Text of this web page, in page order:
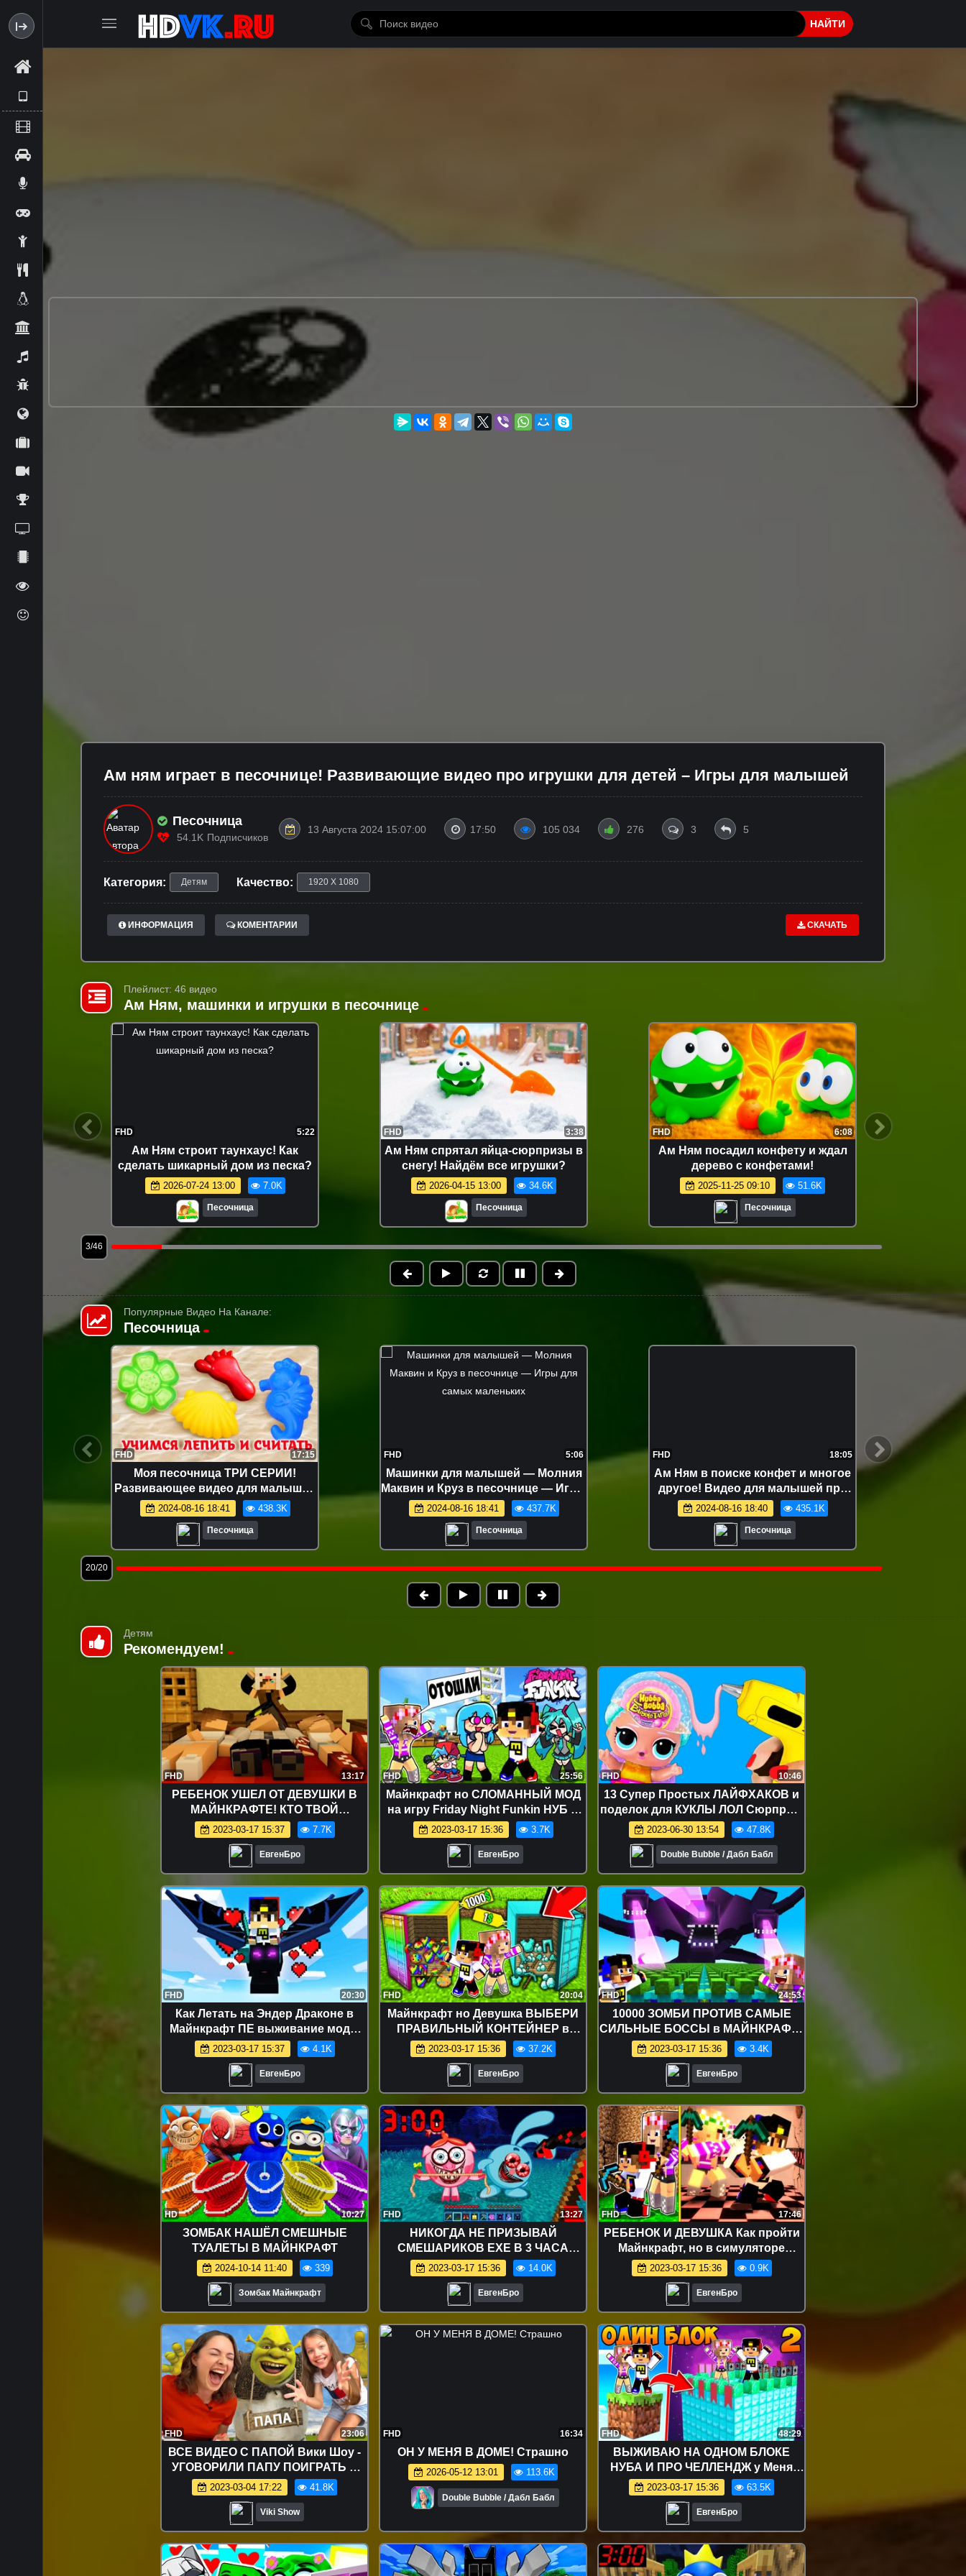
НАЙТИ
Ам ням играет в песочнице! Развивающие видео про игрушки для детей – Игры для малышей
Песочница
54.1K Подписчиков
13 Августа 2024 15:07:00 17:50 105 034 276 3 5
Категория: Детям Качество: 1920 X 1080
ИНФОРМАЦИЯ КОМЕНТАРИИ СКАЧАТЬ
Плейлист: 46 видео
Ам Ням, машинки и игрушки в песочнице
16:27 FHD 5:22
Ам Ням строит таунхаус! Как
сделать шикарный дом из песка?
2026-07-24 13:00 7.0K
Песочница
FHD 3:38
Ам Ням спрятал яйца-сюрпризы в
снегу! Найдём все игрушки?
2026-04-15 13:00 34.6K
Песочница
FHD 6:08
Ам Ням посадил конфету и ждал
дерево с конфетами!
2025-11-25 09:10 51.6K
Песочница
3/46
Популярные Видео На Канале:
Песочница
FHD 17:15
Моя песочница ТРИ СЕРИИ!
Развивающее видео для малышей
про игрушки и игры с песком.
Лепим куличики!
2024-08-16 18:41 438.3K
Песочница
FHD 5:06
Машинки для малышей — Молния
Маквин и Круз в песочнице — Игры
для самых маленьких
2024-08-16 18:41 437.7K
Песочница
FHD 18:05
Ам Ням в поиске конфет и многое
другое! Видео для малышей про
игрушки
2024-08-16 18:40 435.1K
Песочница
20/20
Детям
Рекомендуем!
FHD 13:17
РЕБЕНОК УШЕЛ ОТ ДЕВУШКИ В
МАЙНКРАФТЕ! КТО ТВОЙ
ПАПОЧКА В MINECRAFT! ДЕТИ В
МАЙНКРАФТ! МИР ДЕТЕЙ!
2023-03-17 15:37 7.7K
ЕвгенБро
FHD 25:56
Майнкрафт но СЛОМАННЫЙ МОД
на игру Friday Night Funkin НУБ И
ПРО Видео Троллинг Minecraft FNF
2023-03-17 15:36 3.7K
ЕвгенБро
FHD 10:46
13 Супер Простых ЛАЙФХАКОВ и
поделок для КУКЛЫ ЛОЛ Сюрприз!
Мультик LOL Surprise Doll HACKS
2023-06-30 13:54 47.8K
Double Bubble / Дабл Бабл
FHD 20:30
Как Летать на Эндер Драконе в
Майнкрафт ПЕ выживание моды
видео игра Minecraft
2023-03-17 15:37 4.1K
ЕвгенБро
FHD 20:04
Майнкрафт но Девушка ВЫБЕРИ
ПРАВИЛЬНЫЙ КОНТЕЙНЕР в
Майнкрафт НУБ И ПРО ВИДЕО
ТРОЛЛИНГ MINECRAFT
2023-03-17 15:36 37.2K
ЕвгенБро
FHD 24:53
10000 ЗОМБИ ПРОТИВ САМЫЕ
СИЛЬНЫЕ БОССЫ в МАЙНКРАФТ !
ДЕВУШКА НУБ И ПРО ВИДЕО
ТРОЛЛИНГ MINECRAFT
2023-03-17 15:36 3.4K
ЕвгенБро
HD 10:27
ЗОМБАК НАШЁЛ СМЕШНЫЕ
ТУАЛЕТЫ В МАЙНКРАФТ
2024-10-14 11:40 339
Зомбак Майнкрафт
FHD 13:27
НИКОГДА НЕ ПРИЗЫВАЙ
СМЕШАРИКОВ EXE В 3 ЧАСА
НОЧИ В МАЙКРАФТ 100% РИТУАЛ
ТРОЛЛИНГ ЛОВУШКА MINECRAFT
2023-03-17 15:36 14.0K
ЕвгенБро
FHD 17:46
РЕБЕНОК И ДЕВУШКА Как пройти
Майнкрафт, но в симуляторе
реальной жизни ! НУБ И ПРО
ВИДЕО MINECRAFT
2023-03-17 15:36 0.9K
ЕвгенБро
FHD 23:06
ВСЕ ВИДЕО С ПАПОЙ Вики Шоу -
УГОВОРИЛИ ПАПУ ПОИГРАТЬ В
НОВЫЙ ЧЕЛЛЕНДЖ / Вики Шоу
2023-03-04 17:22 41.8K
Viki Show
FHD 16:34
ОН У МЕНЯ В ДОМЕ! Страшно
2026-05-12 13:01 113.6K
Double Bubble / Дабл Бабл
FHD 48:29
ВЫЖИВАЮ НА ОДНОМ БЛОКЕ
НУБА И ПРО ЧЕЛЛЕНДЖ у Меня
Только ОДИН БЛОК в МАЙНКРАФТ
ТРОЛЛИНГ MINECRAFT
2023-03-17 15:36 63.5K
ЕвгенБро